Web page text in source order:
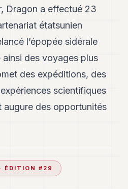
Dragon a effectué 23
étatsunien
l’épopée sidérale
ainsi des voyages plus
des expéditions, des
scientifiques
augure des opportunités
· ÉDITION # 29